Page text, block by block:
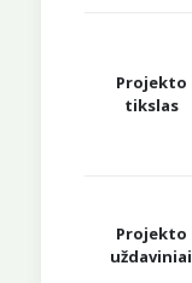
Projekto
tikslas
Projekto
uždaviniai